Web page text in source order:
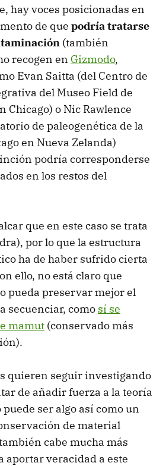
hay voces posicionadas en
de que podría tratarse
(también
recogen en Gizmodo,
Evan Saitta (del Centro de
del Museo Field de
Chicago) o Nic Rawlence
de paleogenética de la
en Nueva Zelanda)
podría corresponderse
en los restos del
que en este caso se trata
por lo que la estructura
ha de haber sufrido cierta
ello, no está claro que
pueda preservar mejor el
secuenciar, como sí se
mamut (conservado más
quieren seguir investigando
de añadir fuerza a la teoría
ser algo así como un
de material
cabe mucha más
aportar veracidad a este